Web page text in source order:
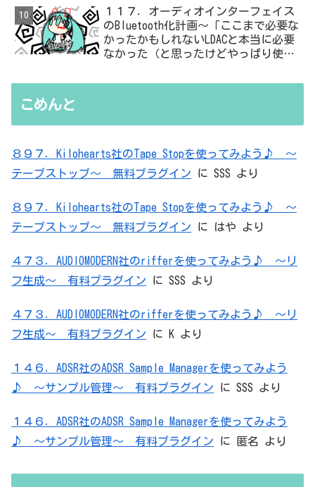
１１７．オーディオインターフェイス
のBluetooth化計画～「ここまで必要な
かったかもしれないLDACと本当に必要
なかった（と思ったけどやっぱり使っ
無駄を重ねた結論はシンプルだった
こめんと
８９７．Kilohearts社のTape Stopを使ってみよう♪ ～
テープストップ～ 無料プラグイン に SSS より
８９７．Kilohearts社のTape Stopを使ってみよう♪ ～
テープストップ～ 無料プラグイン に はや より
４７３．AUDIOMODERN社のrifferを使ってみよう♪ ～リ
フ生成～ 有料プラグイン に SSS より
４７３．AUDIOMODERN社のrifferを使ってみよう♪ ～リ
フ生成～ 有料プラグイン に K より
１４６．ADSR社のADSR Sample Managerを使ってみよう
♪ ～サンプル管理～ 有料プラグイン に SSS より
１４６．ADSR社のADSR Sample Managerを使ってみよう
♪ ～サンプル管理～ 有料プラグイン に 匿名 より